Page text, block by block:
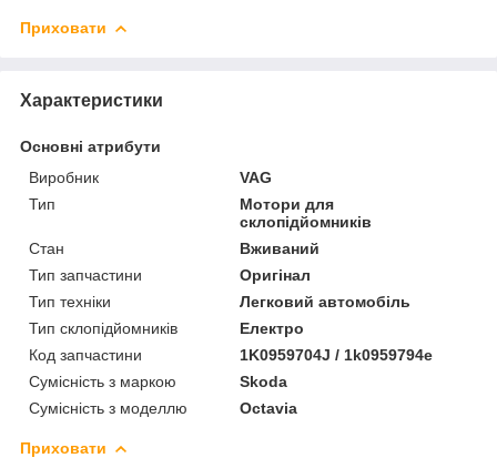
Приховати
Характеристики
Основні атрибути
Виробник
VAG
Тип
Мотори для
склопідйомників
Стан
Вживаний
Тип запчастини
Оригінал
Тип техніки
Легковий автомобіль
Тип склопідйомників
Електро
Код запчастини
1K0959704J / 1k0959794e
Сумісність з маркою
Skoda
Сумісність з моделлю
Octavia
Приховати